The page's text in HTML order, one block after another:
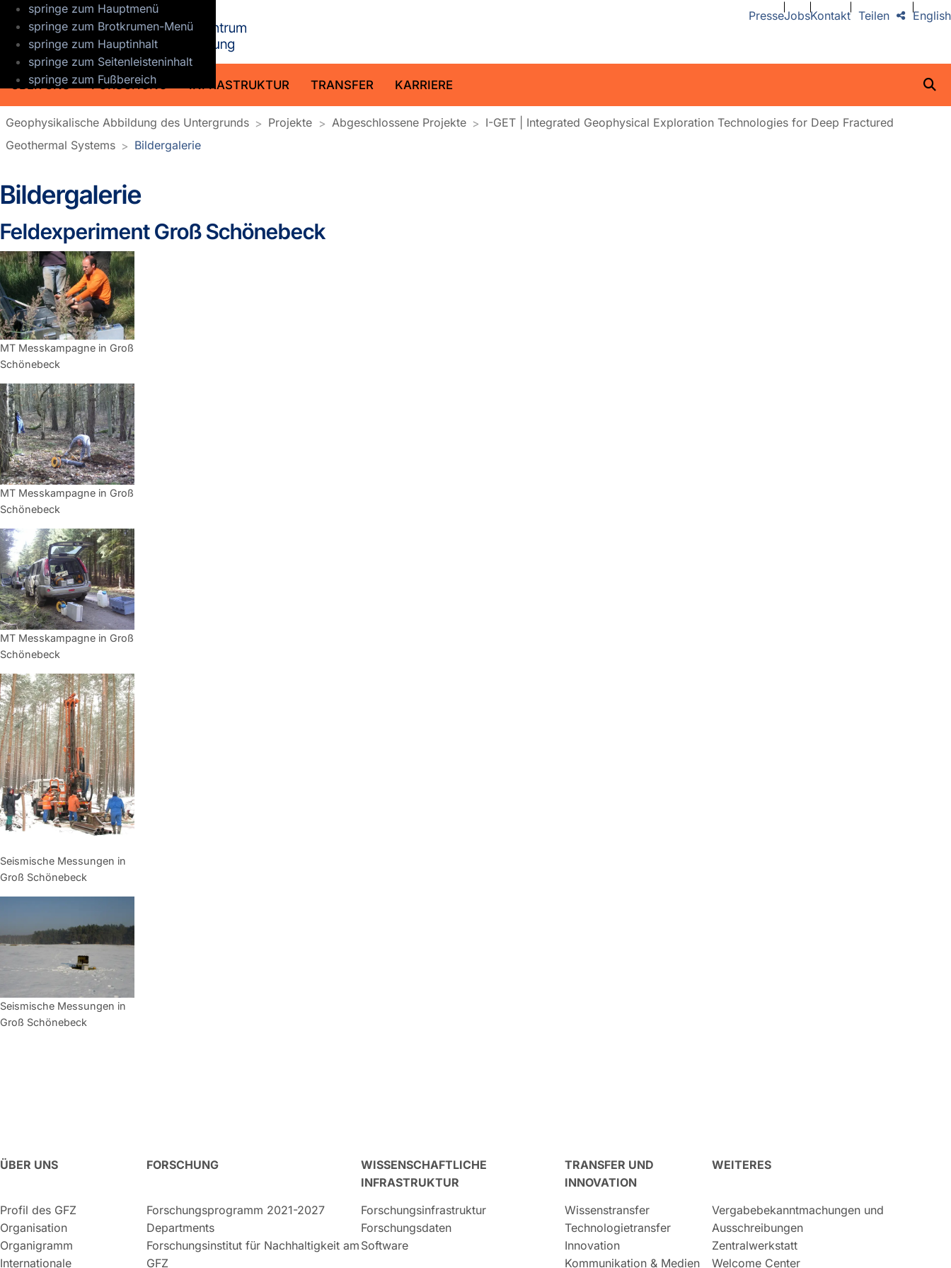
springe zum Hauptmenü
springe zum Brotkrumen-Menü
springe zum Hauptinhalt
springe zum Seitenleisteninhalt
springe zum Fußbereich
ÜBER UNS FORSCHUNG INFRASTRUKTUR TRANSFER KARRIERE
PresseJobsKontakt English
Teilen
Geophysikalische Abbildung des Untergrunds Projekte Abgeschlossene Projekte
I-GET | Integrated Geophysical Exploration Technologies for Deep Fractured
Geothermal Systems
Bildergalerie
Bildergalerie
Feldexperiment Groß Schönebeck
MT Messkampagne in Groß
Schönebeck
MT Messkampagne in Groß
Schönebeck
MT Messkampagne in Groß
Schönebeck
Seismische Messungen in
Groß Schönebeck
Seismische Messungen in
Groß Schönebeck
ÜBER UNS
Profil des GFZ
Organisation
Organigramm
Internationale
FORSCHUNG
Forschungsprogramm 2021-2027
Departments
Forschungsinstitut für Nachhaltigkeit am
GFZ
WISSENSCHAFTLICHE
INFRASTRUKTUR
Forschungsinfrastruktur
Forschungsdaten
Software
TRANSFER UND
INNOVATION
Wissenstransfer
Technologietransfer
Innovation
Kommunikation & Medien
WEITERES
Vergabebekanntmachungen und
Ausschreibungen
Zentralwerkstatt
Welcome Center